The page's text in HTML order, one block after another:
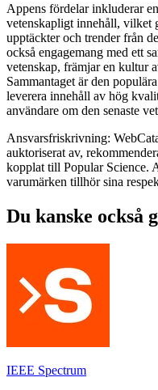
Appens fördelar inkluderar
vetenskapligt innehåll, vilket
upptäckter och trender från
också engagemang med ett
vetenskap, främjar en kultur
Sammantaget är den
leverera innehåll av hög
användare om den senaste
Ansvarsfriskrivning:
auktoriserat av,
kopplat till Popular Science.
varumärken tillhör sina
Du kanske också
IEEE Spectrum